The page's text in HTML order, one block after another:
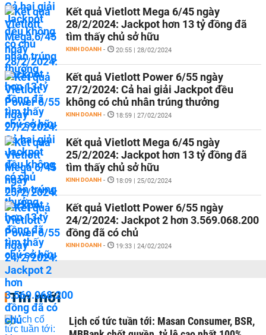
Kết quả Vietlott Mega 6/45 ngày
28/2/2024: Jackpot hơn 13 tỷ đồng đã
tìm thấy chủ sở hữu
KINH DOANH - 20:55 | 28/02/2024
Kết quả Vietlott Power 6/55 ngày
27/2/2024: Cả hai giải Jackpot đều
không có chủ nhân trúng thưởng
KINH DOANH - 18:59 | 27/02/2024
Kết quả Vietlott Mega 6/45 ngày
25/2/2024: Jackpot hơn 13 tỷ đồng đã
tìm thấy chủ sở hữu
KINH DOANH - 18:09 | 25/02/2024
Kết quả Vietlott Power 6/55 ngày
24/2/2024: Jackpot 2 hơn 3.569.068.200
đồng đã có chủ
KINH DOANH - 19:33 | 24/02/2024
Tin mới
Lịch cổ tức tuần tới: Masan Consumer, BSR,